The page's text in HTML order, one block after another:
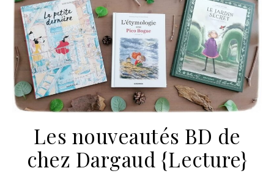
Les nouveautés BD de
chez Dargaud {Lecture}